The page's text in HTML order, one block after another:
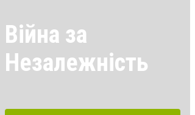
Війна за
Незалежність